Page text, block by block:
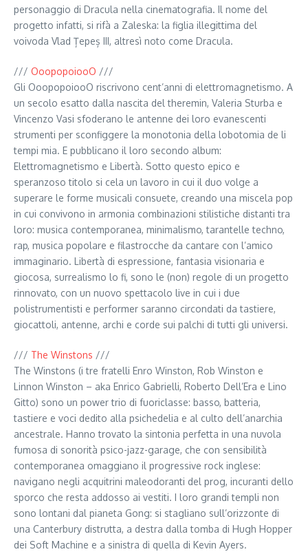
personaggio di Dracula nella cinematografia. Il nome del
progetto infatti, si rifà a Zaleska: la figlia illegittima del
voivoda Vlad Țepeș III, altresì noto come Dracula.
/// OoopopoiooO ///
Gli OoopopoiooO riscrivono cent’anni di elettromagnetismo. A
un secolo esatto dalla nascita del theremin, Valeria Sturba e
Vincenzo Vasi sfoderano le antenne dei loro evanescenti
strumenti per sconfiggere la monotonia della lobotomia de li
tempi mia. E pubblicano il loro secondo album:
Elettromagnetismo e Libertà. Sotto questo epico e
speranzoso titolo si cela un lavoro in cui il duo volge a
superare le forme musicali consuete, creando una miscela pop
in cui convivono in armonia combinazioni stilistiche distanti tra
loro: musica contemporanea, minimalismo, tarantelle techno,
rap, musica popolare e filastrocche da cantare con l’amico
immaginario. Libertà di espressione, fantasia visionaria e
giocosa, surrealismo lo fi, sono le (non) regole di un progetto
rinnovato, con un nuovo spettacolo live in cui i due
polistrumentisti e performer saranno circondati da tastiere,
giocattoli, antenne, archi e corde sui palchi di tutti gli universi.
/// The Winstons ///
The Winstons (i tre fratelli Enro Winston, Rob Winston e
Linnon Winston – aka Enrico Gabrielli, Roberto Dell’Era e Lino
Gitto) sono un power trio di fuoriclasse: basso, batteria,
tastiere e voci dedito alla psichedelia e al culto dell’anarchia
ancestrale. Hanno trovato la sintonia perfetta in una nuvola
fumosa di sonorità psico-jazz-garage, che con sensibilità
contemporanea omaggiano il progressive rock inglese:
navigano negli acquitrini maleodoranti del prog, incuranti dello
sporco che resta addosso ai vestiti. I loro grandi templi non
sono lontani dal pianeta Gong: si stagliano sull’orizzonte di
una Canterbury distrutta, a destra dalla tomba di Hugh Hopper
dei Soft Machine e a sinistra di quella di Kevin Ayers.